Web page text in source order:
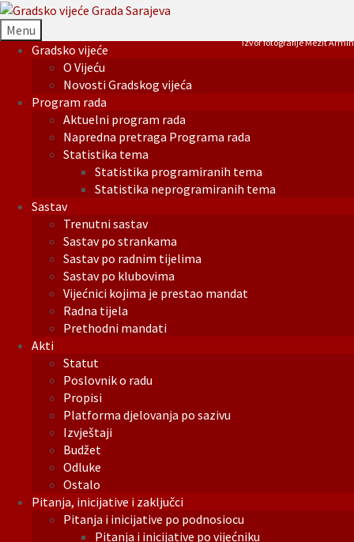
Menu
Gradsko vijeće
O Vijeću
Novosti Gradskog vijeća
Program rada
Aktuelni program rada
Napredna pretraga Programa rada
Statistika tema
Statistika programiranih tema
Statistika neprogramiranih tema
Sastav
Trenutni sastav
Sastav po strankama
Sastav po radnim tijelima
Sastav po klubovima
Vijećnici kojima je prestao mandat
Radna tijela
Prethodni mandati
Akti
Statut
Poslovnik o radu
Propisi
Platforma djelovanja po sazivu
Izvještaji
Budžet
Odluke
Ostalo
Pitanja, inicijative i zaključci
Pitanja i inicijative po podnosiocu
Pitanja i inicijative po vijećniku
Izvor fotografije Mezit Armin